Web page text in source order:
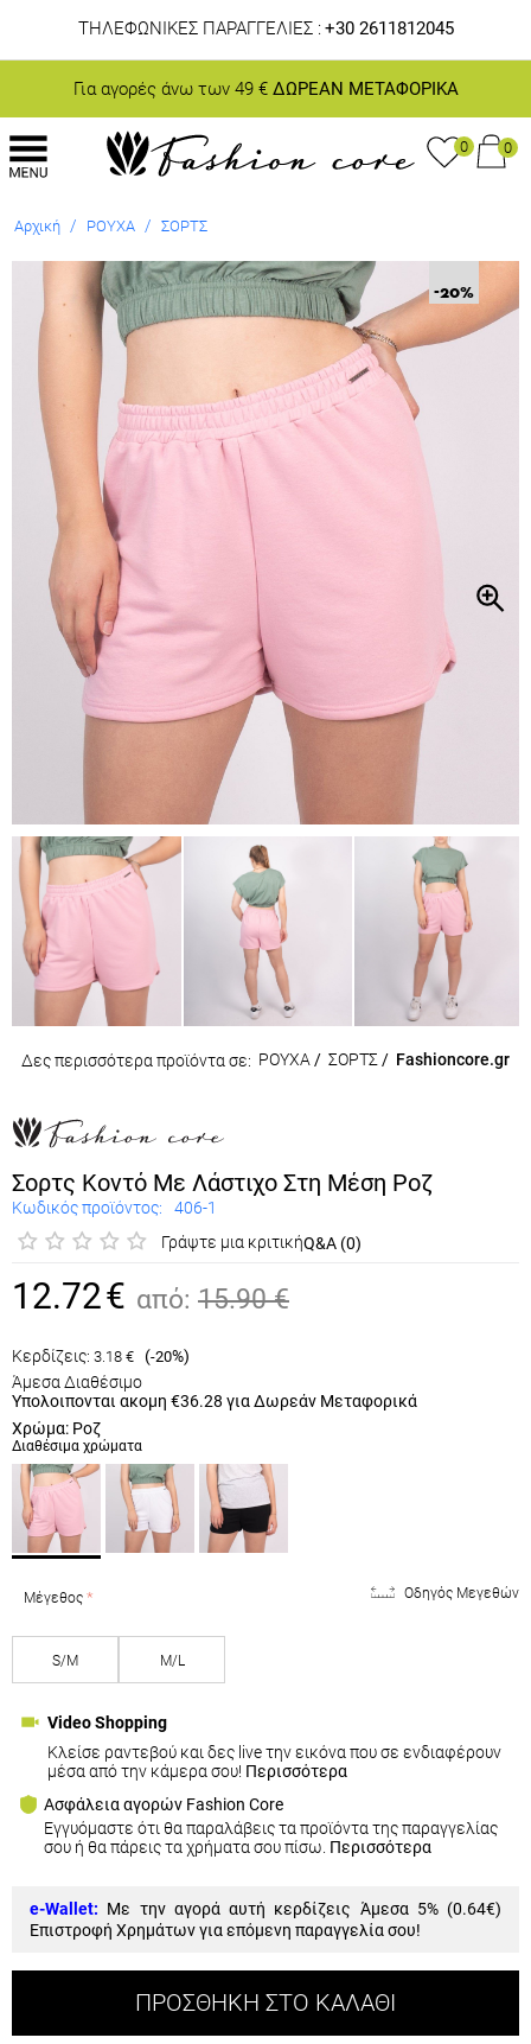
ΤΗΛΕΦΩΝΙΚΕΣ ΠΑΡΑΓΓΕΛΙΕΣ : +30 2611812045
Για αγορές άνω των 49 €ΔΩΡΕΑΝ ΜΕΤΑΦΟΡΙΚΑ
0 0
Αρχική / ΡΟΥΧΑ / ΣΟΡΤΣ
-20%
Δες περισσότερα προϊόντα σε: ΡΟΥΧΑ / ΣΟΡΤΣ / Fashioncore.gr
Σορτς Κοντό Με Λάστιχο Στη Μέση Ροζ
Κωδικός προϊόντος:
406-1
Γράψτε μια κριτικήQ&A (0)
12.72€ από:15.90 €
Κερδίζεις: 3.18 € (-20%)
Άμεσα Διαθέσιμο
Υπολοιπονται ακομη €36.28 για Δωρεάν Μεταφορικά
Χρώμα: Ροζ
Διαθέσιμα χρώματα
Οδηγός Μεγεθών
Μέγεθος
S/M M/L
Video Shopping
Κλείσε ραντεβού και δες live την εικόνα που σε ενδιαφέρουν
μέσα από την κάμερα σου! Περισσότερα
Ασφάλεια αγορών Fashion Core
Εγγυόμαστε ότι θα παραλάβεις τα προϊόντα της παραγγελίας
σου ή θα πάρεις τα χρήματα σου πίσω. Περισσότερα
e-Wallet: Με την αγορά αυτή κερδίζεις Άμεσα 5% (0.64€)
Επιστροφή Χρημάτων για επόμενη παραγγελία σου!
ΠΡΟΣΘΉΚΗ ΣΤΟ ΚΑΛΆΘΙ